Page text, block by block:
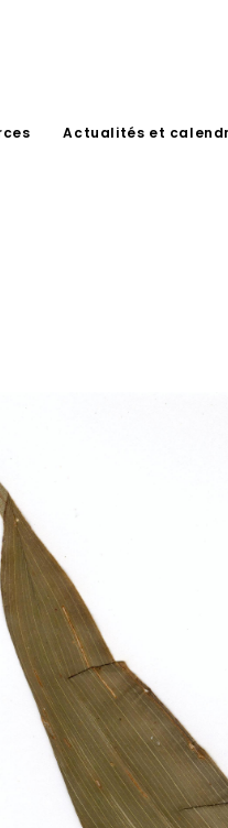
Actualités et